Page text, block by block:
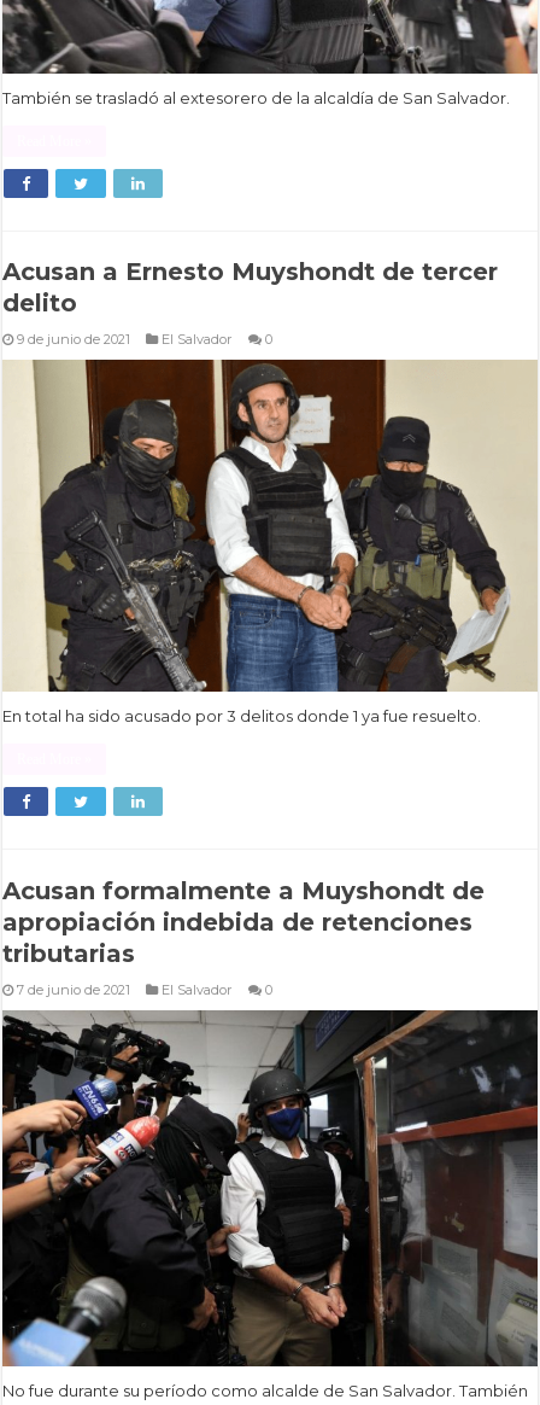
También se trasladó al extesorero de la alcaldía de San Salvador.
Acusan a Ernesto Muyshondt de tercer
delito
9 de junio de 2021 El Salvador 0
En total ha sido acusado por 3 delitos donde 1 ya fue resuelto.
Acusan formalmente a Muyshondt de
apropiación indebida de retenciones
tributarias
7 de junio de 2021 El Salvador 0
No fue durante su período como alcalde de San Salvador. También